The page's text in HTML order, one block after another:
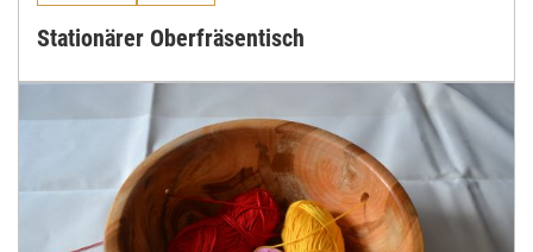
Stationärer Oberfräsentisch